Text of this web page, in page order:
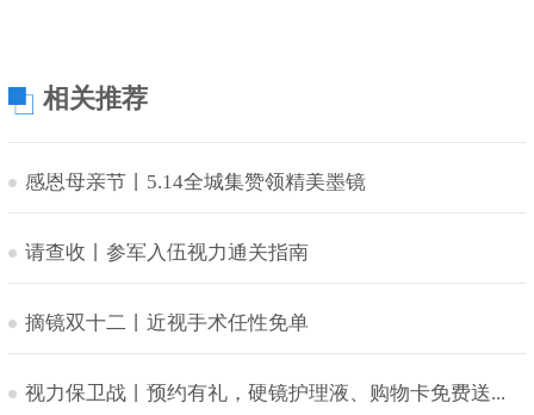
相关推荐
感恩母亲节丨5.14全城集赞领精美墨镜
请查收丨参军入伍视力通关指南
摘镜双十二丨近视手术任性免单
视力保卫战丨预约有礼，硬镜护理液、购物卡免费送...